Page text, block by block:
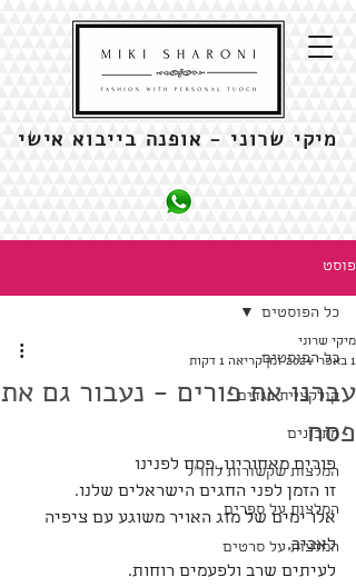
מיקי שרוני - אופנה בייבוא אישי
פוסט
כל הפוסטים
קולקציית בגדים
מתכונים
המלצות שקשורות לחו"ל
המלצות על ספרים
המלצות על סרטים
כל הפוסטים
עברנו את פורים - נעבור גם את
פסח
מיקי שרוני
1 באפר׳ 2024
זמן קריאה 1 דקות
פורים מאחורינו, פסח לפנינו
זו הזמן לפני החגים הישראלים שלנו.
אלו ימים של מזג האויר משוגע עם ציפיה
לאביב,
לעיתים שרב ולפעמים רוחות.